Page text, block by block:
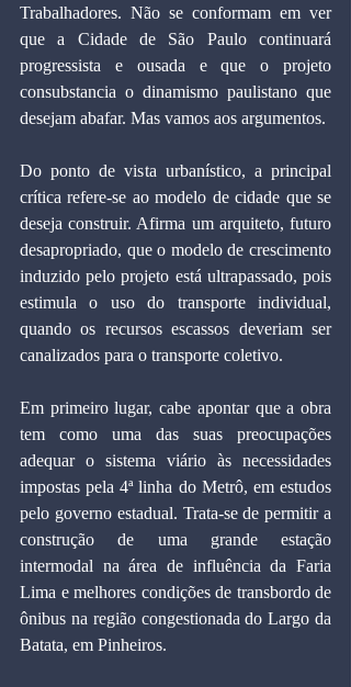
Trabalhadores. Não se conformam em ver
que a Cidade de São Paulo continuará
progressista e ousada e que o projeto
consubstancia o dinamismo paulistano que
desejam abafar. Mas vamos aos argumentos.
Do ponto de vista urbanístico, a principal
crítica refere-se ao modelo de cidade que se
deseja construir. Afirma um arquiteto, futuro
desapropriado, que o modelo de crescimento
induzido pelo projeto está ultrapassado, pois
estimula o uso do transporte individual,
quando os recursos escassos deveriam ser
canalizados para o transporte coletivo.
Em primeiro lugar, cabe apontar que a obra
tem como uma das suas preocupações
adequar o sistema viário às necessidades
impostas pela 4ª linha do Metrô, em estudos
pelo governo estadual. Trata-se de permitir a
construção de uma grande estação
intermodal na área de influência da Faria
Lima e melhores condições de transbordo de
ônibus na região congestionada do Largo da
Batata, em Pinheiros.